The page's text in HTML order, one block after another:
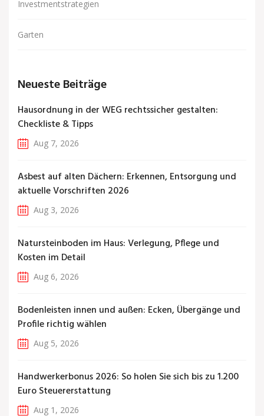
Investmentstrategien
Garten
Neueste Beiträge
Hausordnung in der WEG rechtssicher gestalten:
Checkliste & Tipps
Aug 7, 2026
Asbest auf alten Dächern: Erkennen, Entsorgung und
aktuelle Vorschriften 2026
Aug 3, 2026
Natursteinboden im Haus: Verlegung, Pflege und
Kosten im Detail
Aug 6, 2026
Bodenleisten innen und außen: Ecken, Übergänge und
Profile richtig wählen
Aug 5, 2026
Handwerkerbonus 2026: So holen Sie sich bis zu 1.200
Euro Steuererstattung
Aug 1, 2026